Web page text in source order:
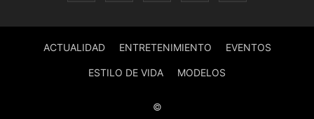
ACTUALIDAD ENTRETENIMIENTO EVENTOS
ESTILO DE VIDA MODELOS
©